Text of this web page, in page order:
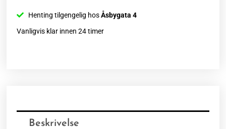
Henting tilgengelig hosÅsbygata 4
Vanligvis klar innen 24 timer
Beskrivelse